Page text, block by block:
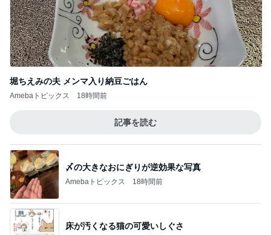
堀ちえみの夫 メンマ入り納豆ごはん
Amebaトピックス 18時間前
記事を読む
〆の大きなおにぎりが逆効果な写真
Amebaトピックス 18時間前
床が汚くなる猫の可愛いしぐさ